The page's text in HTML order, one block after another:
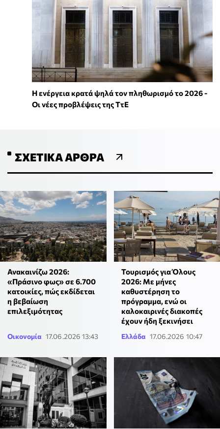
Η ενέργεια κρατά ψηλά τον πληθωρισμό το 2026 -
Οι νέες προβλέψεις της ΤτΕ
ΣΧΕΤΙΚΆ ΆΡΘΡΑ
Ανακαινίζω 2026:
«Πράσινο φως» σε 6.700
κατοικίες, πώς εκδίδεται
η βεβαίωση
επιλεξιμότητας
Οικονομία 17.06.2026 13:43
Τουρισμός για Όλους
2026: Με μήνες
καθυστέρηση το
πρόγραμμα, ενώ οι
καλοκαιρινές διακοπές
έχουν ήδη ξεκινήσει
Ελλάδα 17.06.2026 10:47